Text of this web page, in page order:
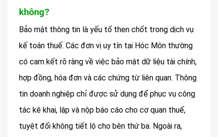
không?
Bảo mật thông tin là yếu tố then chốt trong dịch vụ
kế toán thuế. Các đơn vị uy tín tại Hóc Môn thường
có cam kết rõ ràng về việc bảo mật dữ liệu tài chính,
hợp đồng, hóa đơn và các chứng từ liên quan. Thông
tin doanh nghiệp chỉ được sử dụng để phục vụ công
tác kê khai, lập và nộp báo cáo cho cơ quan thuế,
tuyệt đối không tiết lộ cho bên thứ ba. Ngoài ra,